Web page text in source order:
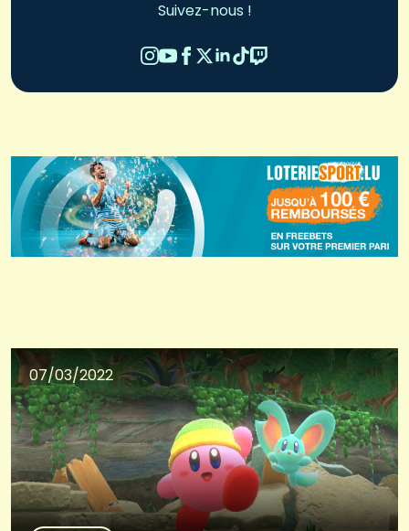
Suivez-nous !
07/03/2022